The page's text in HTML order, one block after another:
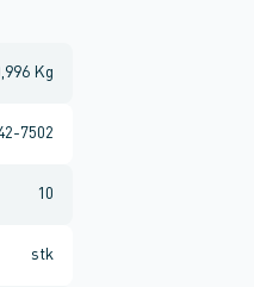
Kg
7502
10
stk